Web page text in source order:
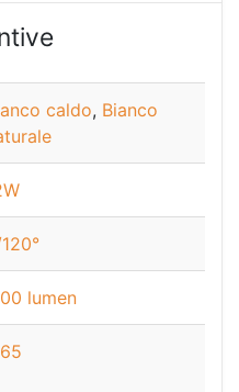
caldo, Bianco
lumen